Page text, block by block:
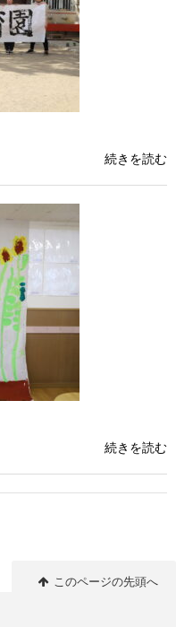
続きを読む
続きを読む
このページの先頭へ